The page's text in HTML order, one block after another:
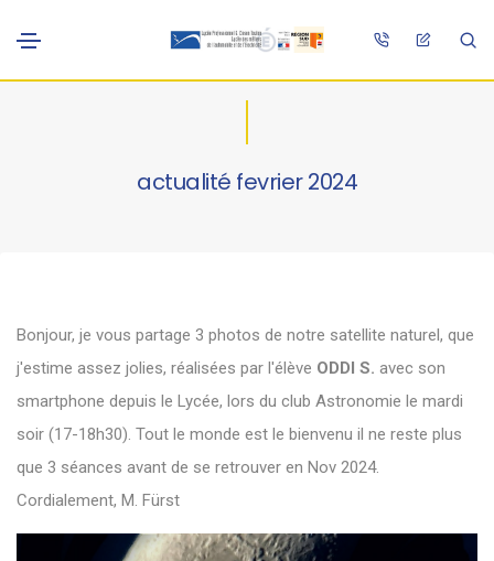
actualité fevrier 2024
Bonjour, je vous partage 3 photos de notre satellite naturel, que
j'estime assez jolies, réalisées par l'élève ODDI S. avec son
smartphone depuis le Lycée, lors du club Astronomie le mardi
soir (17-18h30). Tout le monde est le bienvenu il ne reste plus
que 3 séances avant de se retrouver en Nov 2024.
Cordialement, M. Fürst